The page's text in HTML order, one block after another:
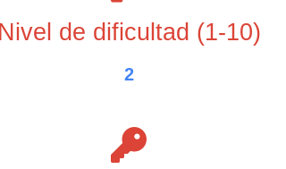
Nivel de dificultad (1-10)
2